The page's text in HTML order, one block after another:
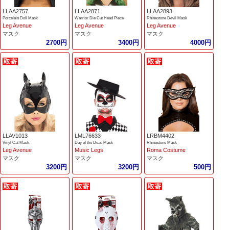
LLAA2757
Porcelain Doll Mask
Leg Avenue
マスク
2700円
LLAA2871
Warrior Die Cut Head Piece
Leg Avenue
マスク
3400円
LLAA2893
Rhinestone Devil Mask
Leg Avenue
マスク
4000円
LLAV1013
Vinyl Cat Mask
Leg Avenue
マスク
3200円
LML76633
Day of the Dead Mask
Music Legs
マスク
3200円
LRBM4402
Rhinestone Mask
Roma Costume
マスク
500円